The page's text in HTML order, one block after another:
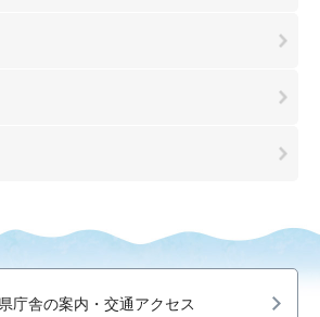
県庁舎の案内・交通アクセス